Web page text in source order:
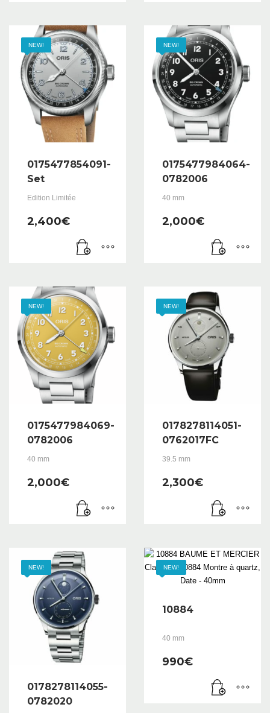
NEW!
0175477854091-
Set
Edition Limitée
2,400€
NEW!
0175477984064-
0782006
40 mm
2,000€
NEW!
0175477984069-
0782006
40 mm
2,000€
NEW!
0178278114051-
0762017FC
39.5 mm
2,300€
NEW!
0178278114055-
0782020
NEW!
10884
40 mm
990€